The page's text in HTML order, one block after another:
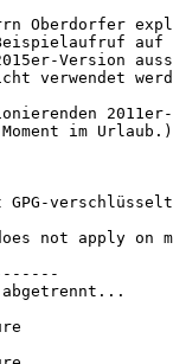
Oberdorfer
Beispielaufruf
Version
verwendet
im Urlaub.)
GPG-
not apply
abgetrennt...